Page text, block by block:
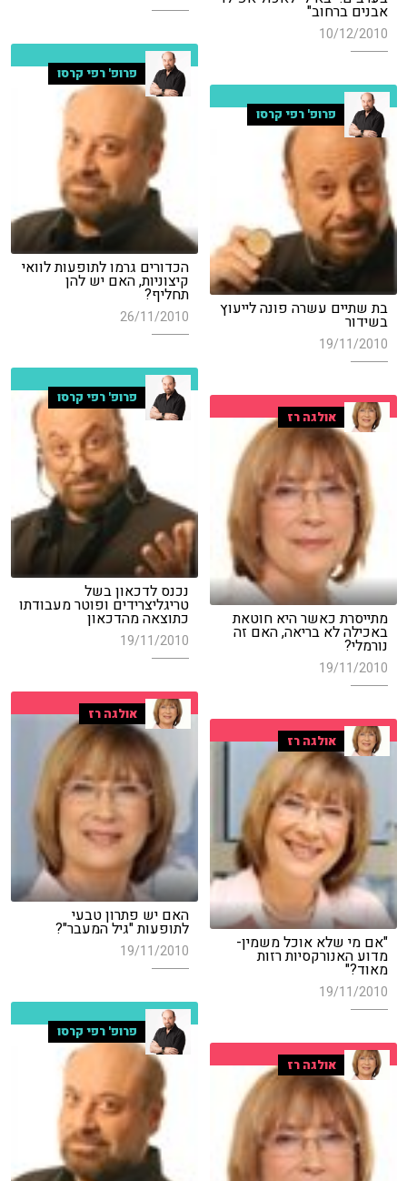
אבנים ברחוב"
10/12/2010
פרופ' רפי קרסו
הכדורים גרמו לתופעות לוואי
קיצוניות, האם יש להן
תחליף?
26/11/2010
פרופ' רפי קרסו
בת שתיים עשרה פונה לייעוץ
בשידור
19/11/2010
פרופ' רפי קרסו
נכנס לדכאון בשל
טריגליצרידים ופוטר מעבודתו
כתוצאה מהדכאון
19/11/2010
אולגה רז
מתייסרת כאשר היא חוטאת
באכילה לא בריאה, האם זה
נורמלי?
19/11/2010
אולגה רז
האם יש פתרון טבעי
לתופעות "גיל המעבר"?
19/11/2010
אולגה רז
"אם מי שלא אוכל משמין-
מדוע האנורקסיות רזות
מאוד?"
19/11/2010
פרופ' רפי קרסו
אולגה רז